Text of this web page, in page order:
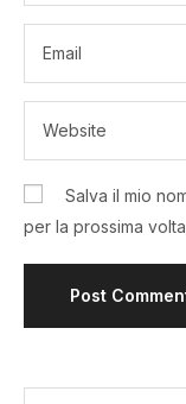
Salva il mio
per la prossima